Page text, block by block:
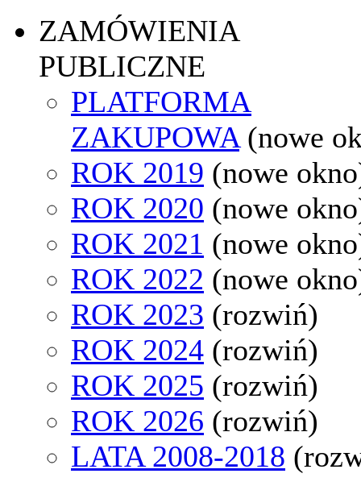
ZAMÓWIENIA
PUBLICZNE
PLATFORMA
ZAKUPOWA (nowe
ROK 2019 (nowe
ROK 2020 (nowe
ROK 2021 (nowe
ROK 2022 (nowe
ROK 2023 (rozwiń)
ROK 2024 (rozwiń)
ROK 2025 (rozwiń)
ROK 2026 (rozwiń)
LATA 2008-2018